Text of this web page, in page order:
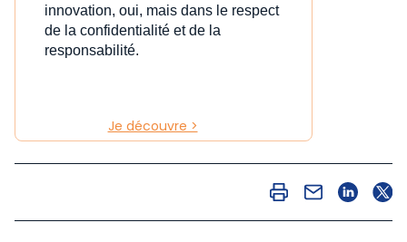
innovation, oui, mais dans le respect
de la confidentialité et de la
responsabilité.
Je découvre >